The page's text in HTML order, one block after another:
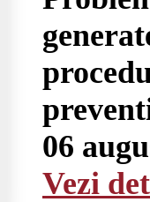
06
Vezi